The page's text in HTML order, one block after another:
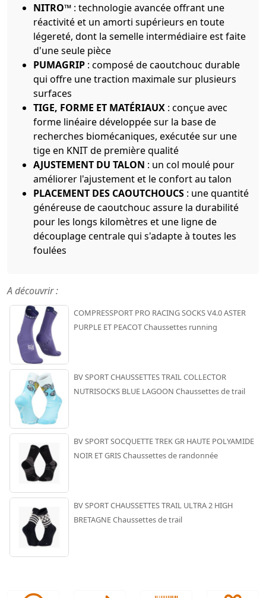
NITRO™ : technologie avancée offrant une
réactivité et un amorti supérieurs en toute
légereté, dont la semelle intermédiaire est faite
d'une seule pièce
PUMAGRIP : composé de caoutchouc durable
qui offre une traction maximale sur plusieurs
surfaces
TIGE, FORME ET MATÉRIAUX : conçue avec
forme linéaire développée sur la base de
recherches biomécaniques, exécutée sur une
tige en KNIT de première qualité
AJUSTEMENT DU TALON : un col moulé pour
améliorer l'ajustement et le confort au talon
PLACEMENT DES CAOUTCHOUCS : une quantité
généreuse de caoutchouc assure la durabilité
pour les longs kilomètres et une ligne de
découplage centrale qui s'adapte à toutes les
foulées
A découvrir :
COMPRESSPORT PRO RACING SOCKS V4.0 ASTER
PURPLE ET PEACOT Chaussettes running
BV SPORT CHAUSSETTES TRAIL COLLECTOR
NUTRISOCKS BLUE LAGOON Chaussettes de trail
BV SPORT SOCQUETTE TREK GR HAUTE POLYAMIDE
NOIR ET GRIS Chaussettes de randonnée
BV SPORT CHAUSSETTES TRAIL ULTRA 2 HIGH
BRETAGNE Chaussettes de trail